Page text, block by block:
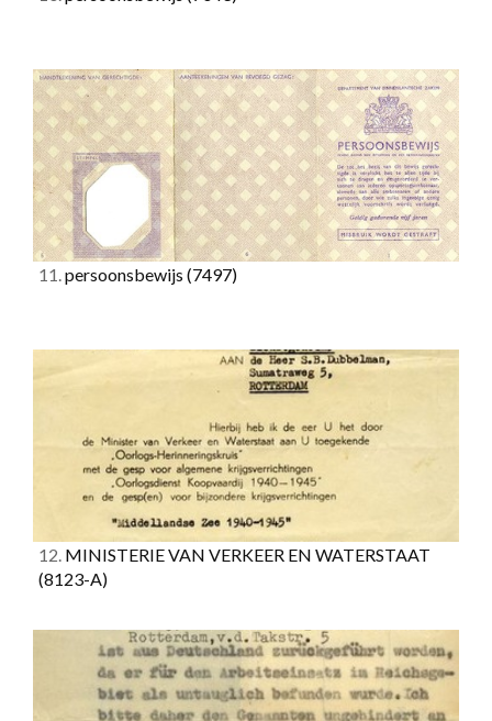
11.persoonsbewijs (7497)
12. MINISTERIE VAN VERKEER EN WATERSTAAT
(8123-A)